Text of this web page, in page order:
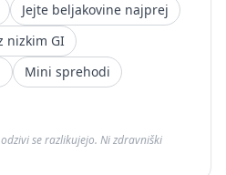
Jejte beljakovine najprej
nizkim GI
Mini sprehodi
se razlikujejo. Ni zdravniški